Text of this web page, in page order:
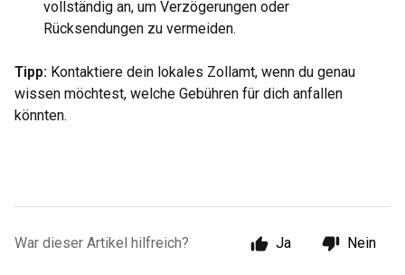
vollständig an, um Verzögerungen oder
Rücksendungen zu vermeiden.
Tipp: Kontaktiere dein lokales Zollamt, wenn du genau
wissen möchtest, welche Gebühren für dich anfallen
könnten.
War dieser Artikel hilfreich? Ja Nein